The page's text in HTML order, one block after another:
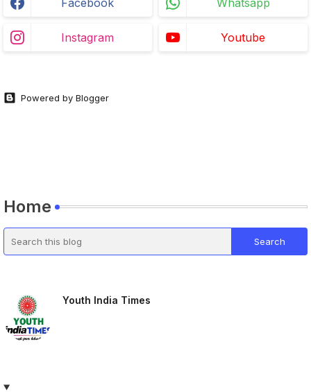
Facebook Whatsapp
Instagram Youtube
Powered by Blogger
Home
Youth India Times